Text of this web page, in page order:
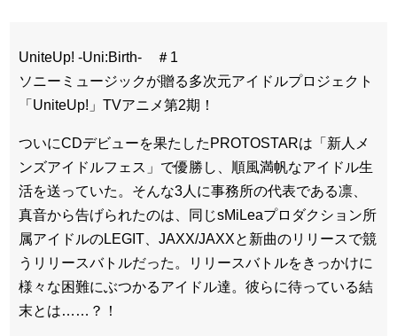
UniteUp! -Uni:Birth- ＃1
ソニーミュージックが贈る多次元アイドルプロジェクト
「UniteUp!」TVアニメ第2期！
ついにCDデビューを果たしたPROTOSTARは「新人メ
ンズアイドルフェス」で優勝し、順風満帆なアイドル生
活を送っていた。そんな3人に事務所の代表である凛、
真音から告げられたのは、同じsMiLeaプロダクション所
属アイドルのLEGIT、JAXX/JAXXと新曲のリリースで競
うリリースバトルだった。リリースバトルをきっかけに
様々な困難にぶつかるアイドル達。彼らに待っている結
末とは……？！